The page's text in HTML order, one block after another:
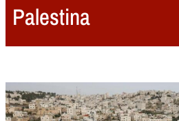
Palestina